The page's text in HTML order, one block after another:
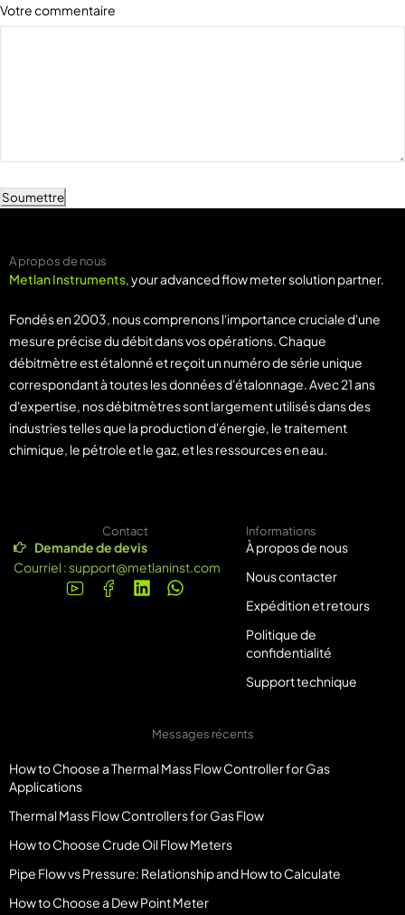
Votre commentaire
Soumettre
A propos de nous
Metlan Instruments, your advanced flow meter solution partner.
Fondés en 2003, nous comprenons l'importance cruciale d'une
mesure précise du débit dans vos opérations. Chaque
débitmètre est étalonné et reçoit un numéro de série unique
correspondant à toutes les données d'étalonnage. Avec 21 ans
d'expertise, nos débitmètres sont largement utilisés dans des
industries telles que la production d'énergie, le traitement
chimique, le pétrole et le gaz, et les ressources en eau.
Contact
Demande de devis
Courriel :support@metlaninst.com
Informations
À propos de nous
Nous contacter
Expédition et retours
Politique de
confidentialité
Support technique
Messages récents
How to Choose a Thermal Mass Flow Controller for Gas
Applications
Thermal Mass Flow Controllers for Gas Flow
How to Choose Crude Oil Flow Meters
Pipe Flow vs Pressure: Relationship and How to Calculate
How to Choose a Dew Point Meter